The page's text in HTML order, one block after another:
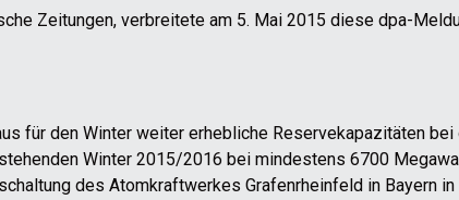
Zeitungen, verbreitete am 5. Mai 2015 diese dpa-
für den Winter weiter erhebliche Reservekapazitäten
Winter 2015/2016 bei mindestens 6700
des Atomkraftwerkes Grafenrheinfeld in Bayern